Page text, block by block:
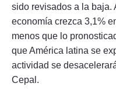
sido revisados a la baja.
economía crezca 3,1%
menos que lo
que América latina se
actividad se
Cepal.